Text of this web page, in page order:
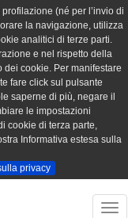
(né per l’invio di
la navigazione, utilizza
analitici di terze parti.
e nel rispetto della
dei cookie. Per manifestare
fare click sul pulsante
saperne di più, negare il
le impostazioni
cookie di terza parte,
Informativa estesa sulla
privacy